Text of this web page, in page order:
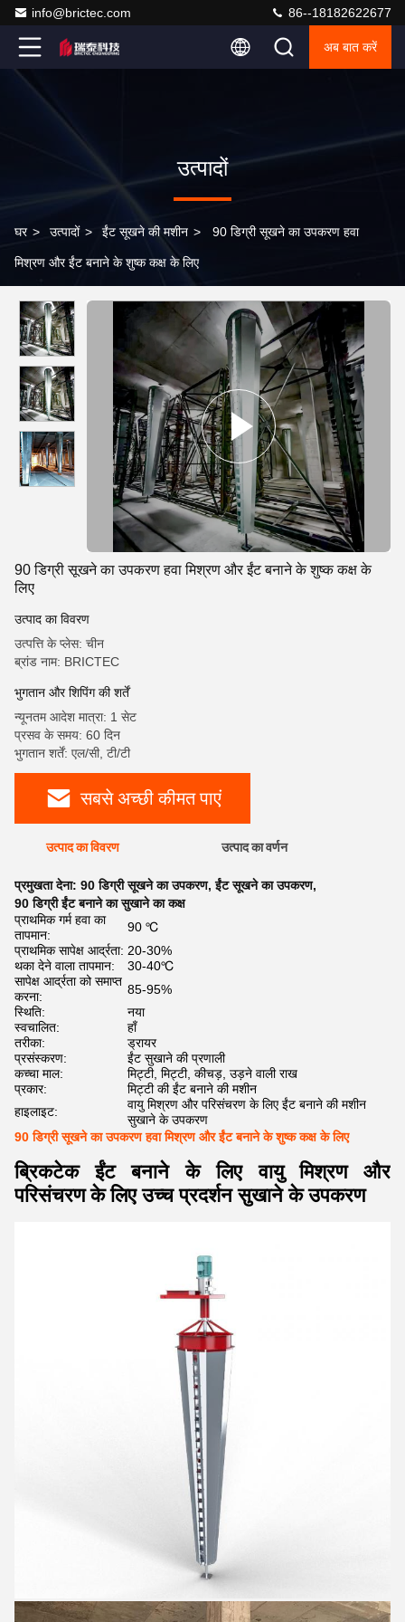
info@brictec.com 86--18182622677
अब बात करें
उत्पादों
घर > उत्पादों > ईंट सूखने की मशीन > 90 डिग्री सूखने का उपकरण हवा
मिश्रण और ईंट बनाने के शुष्क कक्ष के लिए
90 डिग्री सूखने का उपकरण हवा मिश्रण और ईंट बनाने के शुष्क कक्ष के
लिए
उत्पाद का विवरण
उत्पत्ति के प्लेस: चीन
ब्रांड नाम: BRICTEC
भुगतान और शिपिंग की शर्तें
न्यूनतम आदेश मात्रा: 1 सेट
प्रसव के समय: 60 दिन
भुगतान शर्तें: एल/सी, टी/टी
सबसे अच्छी कीमत पाएं
उत्पाद का विवरण उत्पाद का वर्णन
प्रमुखता देना: 90 डिग्री सूखने का उपकरण,ईंट सूखने का उपकरण,
90 डिग्री ईंट बनाने का सुखाने का कक्ष
प्राथमिक गर्म हवा का
तापमान:
90 ℃
प्राथमिक सापेक्ष आर्द्रता: 20-30%
थका देने वाला तापमान:
30-40℃
सापेक्ष आर्द्रता को समाप्त
करना:
85-95%
स्थिति:
नया
स्वचालित:
हाँ
तरीका:
ड्रायर
प्रसंस्करण:
ईंट सुखाने की प्रणाली
कच्चा माल:
मिट्टी, मिट्टी, कीचड़, उड़ने वाली राख
प्रकार:
मिट्टी की ईंट बनाने की मशीन
हाइलाइट:
वायु मिश्रण और परिसंचरण के लिए ईंट बनाने की मशीन
सुखाने के उपकरण
90 डिग्री सूखने का उपकरण हवा मिश्रण और ईंट बनाने के शुष्क कक्ष के लिए
ब्रिकटेक ईंट बनाने के लिए वायु मिश्रण और
परिसंचरण के लिए उच्च प्रदर्शन सुखाने के उपकरण